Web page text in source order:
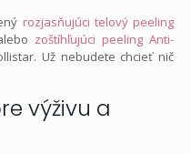
rozjasňujúci telový peeling
zoštíhľujúci peeling Anti-
Už nebudete chcieť nič
výživu a